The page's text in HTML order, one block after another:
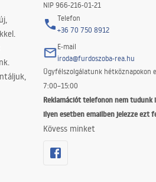
NIP 966-216-01-21
Telefon
+36 70 750 8912
E-mail
iroda@furdoszoba-rea.hu
Ügyfélszolgálatunk hétköznapokon
7:00–15:00
Reklamációt telefonon nem tudunk
ilyen esetben emailben jelezze ezt
Kövess minket